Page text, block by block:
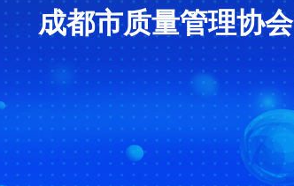
成都市质量管理协会